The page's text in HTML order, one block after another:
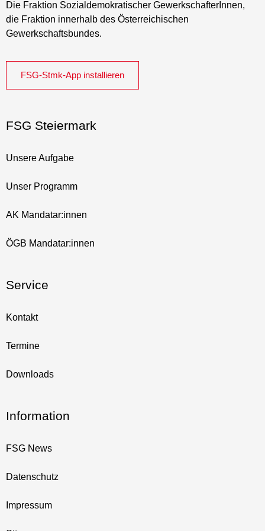
Die Fraktion Sozialdemokratischer GewerkschafterInnen,
die Fraktion innerhalb des Österreichischen
Gewerkschaftsbundes.
FSG-Stmk-App installieren
FSG Steiermark
Unsere Aufgabe
Unser Programm
AK Mandatar:innen
ÖGB Mandatar:innen
Service
Kontakt
Termine
Downloads
Information
FSG News
Datenschutz
Impressum